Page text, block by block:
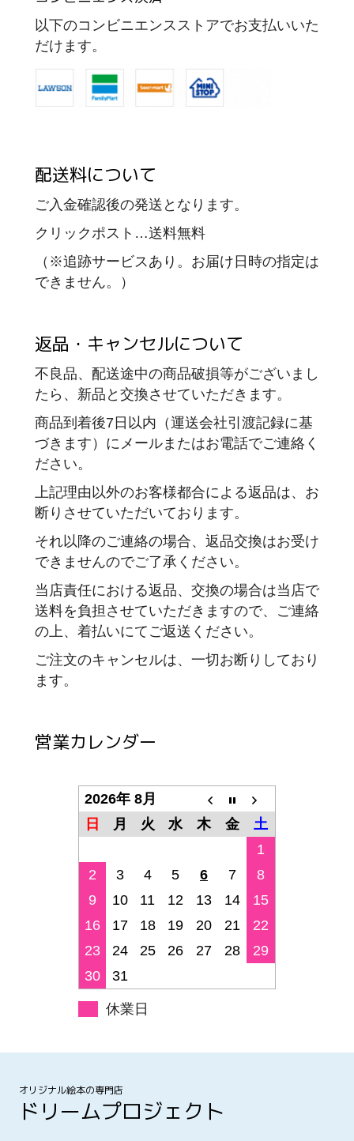
以下のコンビニエンスストアでお支払いいた
だけます。
配送料について
ご入金確認後の発送となります。
クリックポスト…送料無料
（※追跡サービスあり。お届け日時の指定は
できません。）
返品・キャンセルについて
不良品、配送途中の商品破損等がございまし
たら、新品と交換させていただきます。
商品到着後7日以内（運送会社引渡記録に基
づきます）にメールまたはお電話でご連絡く
ださい。
上記理由以外のお客様都合による返品は、お
断りさせていただいております。
それ以降のご連絡の場合、返品交換はお受け
できませんのでご了承ください。
当店責任における返品、交換の場合は当店で
送料を負担させていただきますので、ご連絡
の上、着払いにてご返送ください。
ご注文のキャンセルは、一切お断りしており
ます。
営業カレンダー
2026年 8月
日
月 火 水 木 金
土
1
2
3 4 5 6 7
8
9
10 11 12 13 14
15
16
17 18 19 20 21
22
23
24 25 26 27 28
29
30
31
休業日
オリジナル絵本の専門店
ドリームプロジェクト